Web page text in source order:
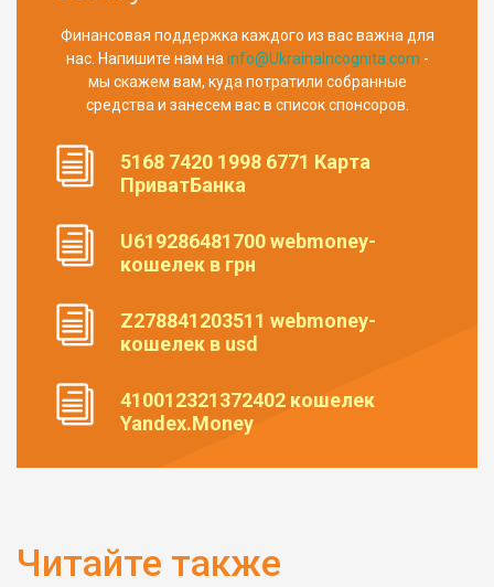
Финансовая поддержка каждого из вас важна для
нас. Напишите нам наinfo@UkrainaIncognita.com -
мы скажем вам, куда потратили собранные
средства и занесем вас в список спонсоров.
5168 7420 1998 6771 Карта
ПриватБанка
U619286481700 webmoney-
кошелек в грн
Z278841203511 webmoney-
кошелек в usd
410012321372402 кошелек
Yandex.Money
Читайте также